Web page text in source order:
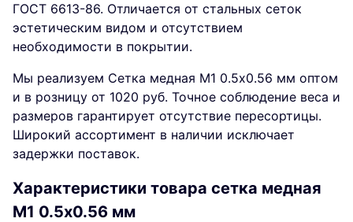
ГОСТ 6613-86. Отличается от стальных сеток
эстетическим видом и отсутствием
необходимости в покрытии.
Мы реализуем Сетка медная М1 0.5х0.56 мм оптом
и в розницу от 1020 руб. Точное соблюдение веса и
размеров гарантирует отсутствие пересортицы.
Широкий ассортимент в наличии исключает
задержки поставок.
Характеристики товара сетка медная
М1 0.5х0.56 мм